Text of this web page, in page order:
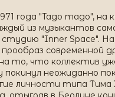
года "Tago mago",
из музыкантов
"Inner Space".
то, что коллектив
неожиданно
личности типа Тима